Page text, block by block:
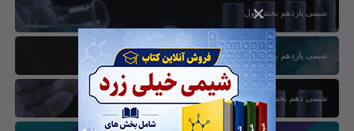
×
شیمی یازدهم بخش اول
شیمی یازدهم بخش سوم
شیمی دهم بخش اول